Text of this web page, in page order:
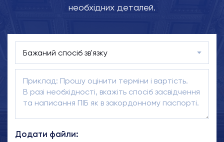
необхідних деталей.
Додати файли: